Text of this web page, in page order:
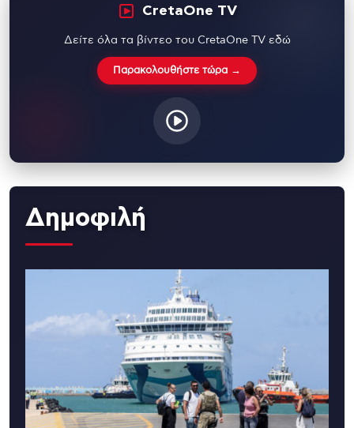
CretaOne TV
Δείτε όλα τα βίντεο του CretaOne TV εδώ
Παρακολουθήστε τώρα →
Δημοφιλή